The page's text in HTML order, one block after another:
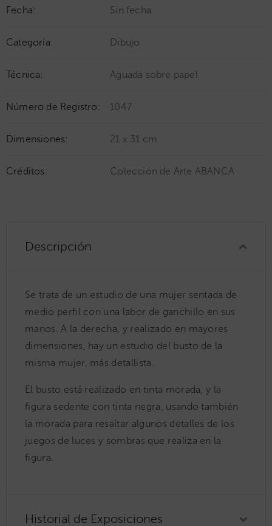
Fecha: Sin fecha
Categoría: Dibujo
Técnica: Aguada sobre papel
Número de Registro: 1047
Dimensiones: 21 x 31 cm
Créditos: Colección de Arte ABANCA
Descripción
Se trata de un estudio de una mujer sentada de
medio perfil con una labor de ganchillo en sus
manos. A la derecha, y realizado en mayores
dimensiones, hay un estudio del busto de la
misma mujer, más detallista.
El busto está realizado en tinta morada, y la
figura sedente con tinta negra, usando también
la morada para resaltar algunos detalles de los
juegos de luces y sombras que realiza en la
figura.
Historial de Exposiciones